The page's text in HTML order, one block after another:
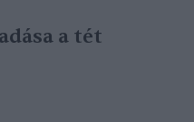
a tét